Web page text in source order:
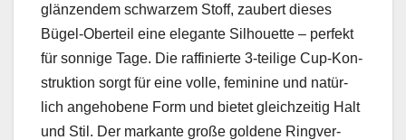
glänzen­dem schwarzem Stoff, zaubert dieses
Bügel-Oberteil eine ele­gante Sil­hou­ette – per­fekt
für son­nige Tage. Die raf­finierte 3‑teilige Cup-Kon­
struk­tion sorgt für eine volle, fem­i­nine und natür­
lich ange­hobene Form und bietet gle­ichzeit­ig Halt
und Stil. Der markante große gold­ene Ringver­